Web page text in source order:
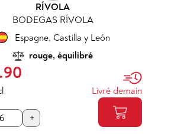
RÍVOLA
BODEGAS RÍVOLA
Espagne, Castilla y León
rouge, équilibré
Livré demain
+